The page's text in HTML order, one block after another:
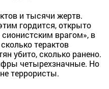
и тысячи жертв.
гордится, открыто
врагом», в
терактов
убито, сколько ранено.
четырехзначные. Но
террористы.